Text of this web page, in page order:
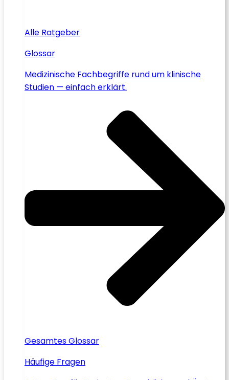
Alle Ratgeber
Glossar
Medizinische Fachbegriffe rund um klinische
Studien — einfach erklärt.
Gesamtes Glossar
Häufige Fragen